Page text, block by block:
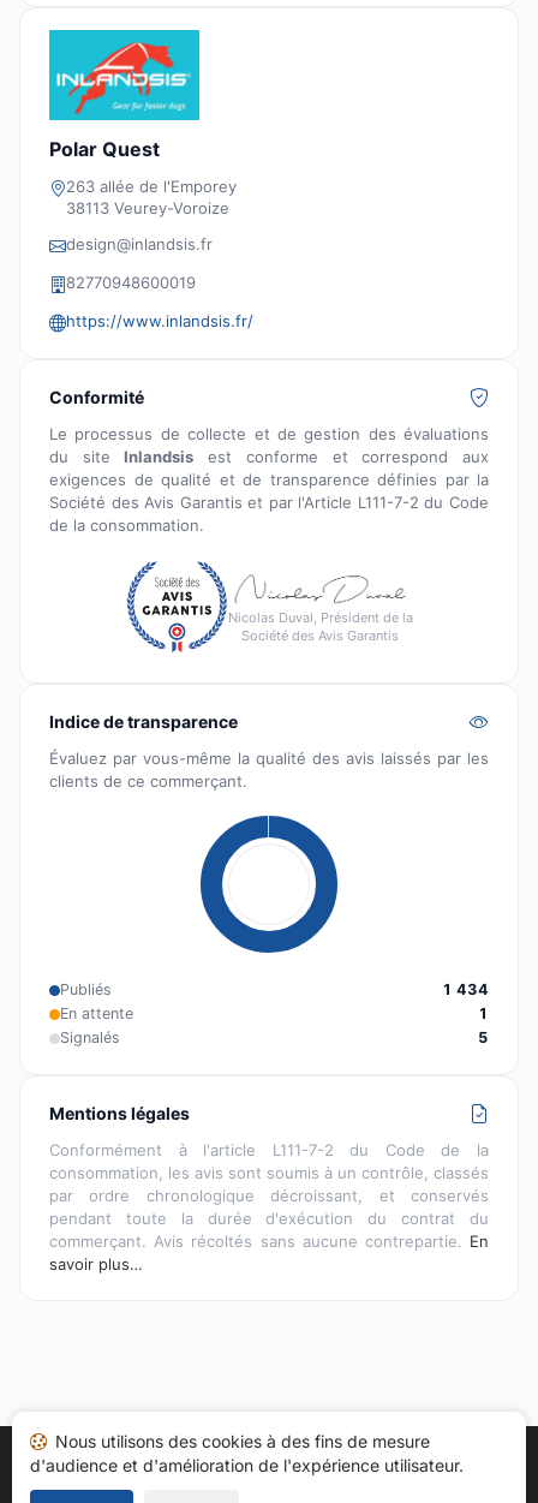
Polar Quest
263 allée de l'Emporey
38113 Veurey-Voroize
design@inlandsis.fr
82770948600019
https://www.inlandsis.fr/
Conformité
Le processus de collecte et de gestion des évaluations
du siteInlandsis est conforme et correspond aux
exigences de qualité et de transparence définies par la
Société des Avis Garantis et par l'Article L111-7-2 du Code
de la consommation.
Nicolas Duval, Président de la
Société des Avis Garantis
Indice de transparence
Évaluez par vous-même la qualité des avis laissés par les
clients de ce commerçant.
Publiés
1 434
En attente
1
Signalés
5
Mentions légales
Conformément à l'article L111-7-2 du Code de la
consommation, les avis sont soumis à un contrôle, classés
par ordre chronologique décroissant, et conservés
pendant toute la durée d'exécution du contrat du
commerçant. Avis récoltés sans aucune contrepartie. En
savoir plus…
Accueil Mes avis Catégories CGU
Cookies
Politique de confidentialité
Nous utilisons des cookies à des fins de mesure
d'audience et d'amélioration de l'expérience utilisateur.